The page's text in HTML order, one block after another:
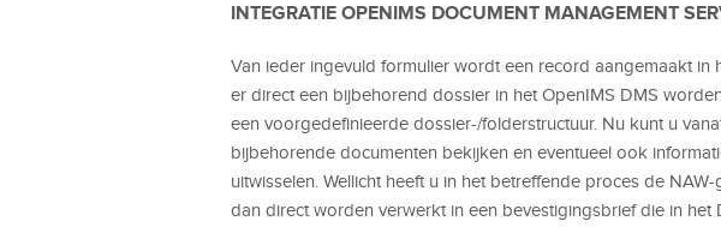
INTEGRATIE OPENIMS DOCUMENT MANAGEMENT
Van ieder ingevuld formulier wordt een record aangemaakt in
er direct een bijbehorend dossier in het OpenIMS DMS
een voorgedefinieerde dossier-/folderstructuur. Nu kunt u
bijbehorende documenten bekijken en eventueel ook
uitwisselen. Wellicht heeft u in het betreffende proces de
dan direct worden verwerkt in een bevestigingsbrief die in het